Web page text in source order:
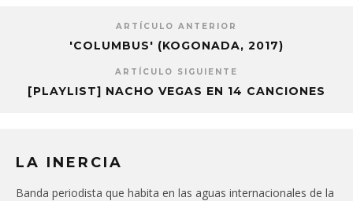
ARTÍCULO ANTERIOR
'COLUMBUS' (KOGONADA, 2017)
ARTÍCULO SIGUIENTE
[PLAYLIST] NACHO VEGAS EN 14 CANCIONES
LA INERCIA
Banda periodista que habita en las aguas internacionales de la